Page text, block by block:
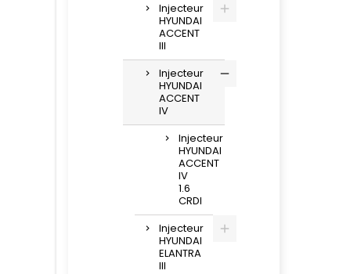
Injecteur
HYUNDAI
ACCENT
III
Injecteur
HYUNDAI
ACCENT
IV
Injecteur
HYUNDAI
ACCENT
IV
1.6
CRDI
Injecteur
HYUNDAI
ELANTRA
III